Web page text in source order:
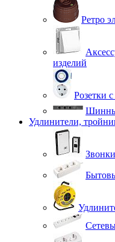
Ретро
изделий
Розетки
Удлинители,
Звонки